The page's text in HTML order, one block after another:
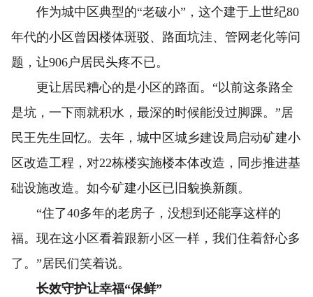
作为城中区典型的“老破小”，这个建于上世纪80
年代的小区曾因楼体斑驳、路面坑洼、管网老化等问
题，让906户居民头疼不已。
更让居民糟心的是小区的路面。“以前这条路全
是坑，一下雨就积水，最深的时候能没过脚踝。”居
民王先生回忆。去年，城中区城乡建设局启动矿建小
区改造工程，对22栋楼实施楼本体改造，同步推进基
础设施改造。如今矿建小区已旧貌换新颜。
“住了40多年的老房子，没想到还能享这样的
福。现在这小区看着跟新小区一样，我们住着舒心多
了。”居民们笑着说。
长效守护让幸福“保鲜”